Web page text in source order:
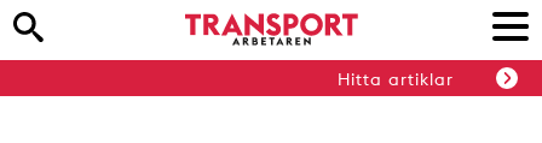
Hitta artiklar